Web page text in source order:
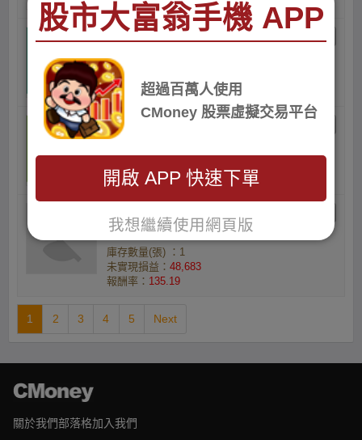
鄭永展的小資族
庫存數量(張) ：10
未實現損益：
報酬率：136.04
林靖國的小資族
未實現損益：97,516
報酬率：135.68
S2L 11 陳淳羿 Justin的
小資族
庫存數量(張) ：1
未實現損益： 48,683
報酬率： 135.19
1 2 3 4 5 Next
關於我們部落格加入我們
股市大富翁手機 APP
超過百萬人使用
CMoney 股票虛擬交易平台
開啟 APP 快速下單
我想繼續使用網頁版